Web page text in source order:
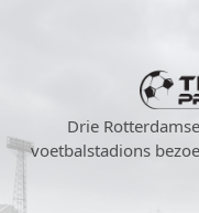
Drie
voetbalstadions